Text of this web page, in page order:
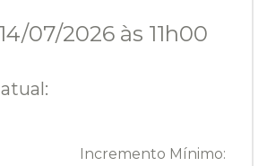
07/2026 às 11h00
Incremento Mínimo: